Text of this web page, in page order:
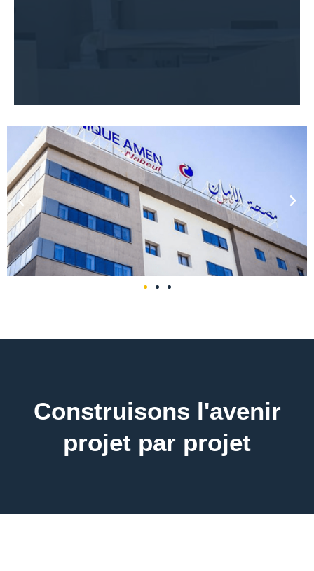
Construisons l'avenir
projet par projet